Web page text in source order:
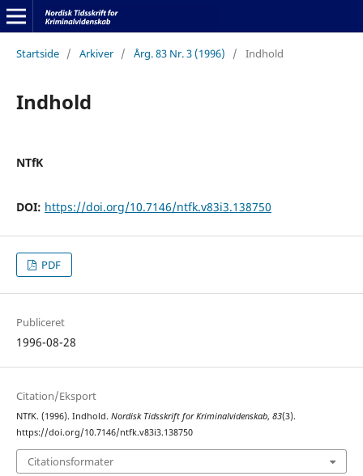
Startside / Arkiver / Årg. 83 Nr. 3 (1996) / Indhold
Indhold
NTfK
DOI: https://doi.org/10.7146/ntfk.v83i3.138750
PDF
Publiceret
1996-08-28
Citation/Eksport
NTfK. (1996). Indhold. Nordisk Tidsskrift for Kriminalvidenskab, 83(3).
https://doi.org/10.7146/ntfk.v83i3.138750
Citationsformater